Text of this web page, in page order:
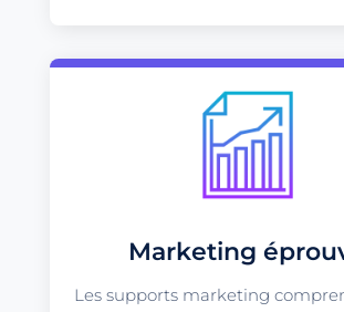
Marketing
Les supports marketing